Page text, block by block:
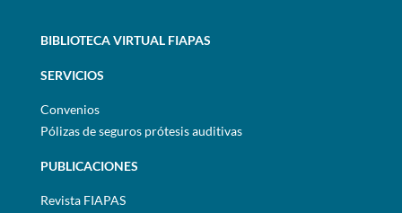
BIBLIOTECA VIRTUAL FIAPAS
SERVICIOS
Convenios
Pólizas de seguros prótesis auditivas
PUBLICACIONES
Revista FIAPAS